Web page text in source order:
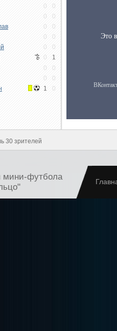
0 0
0 0
0 0
0 0
0 0
0 1
0 0
0 0
1 0
30 зрителей
мини-футбола